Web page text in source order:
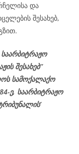
და
შესახებ,
შესახებ’’
სამოქალაქო
ე, საარბიტრაჟო